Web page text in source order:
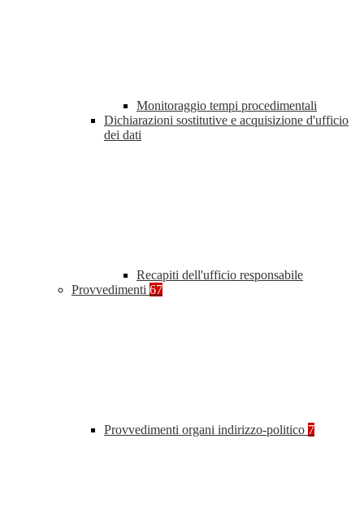
Monitoraggio tempi procedimentali
Dichiarazioni sostitutive e acquisizione d'ufficio
dei dati
Recapiti dell'ufficio responsabile
Provvedimenti 67
Provvedimenti organi indirizzo-politico 7